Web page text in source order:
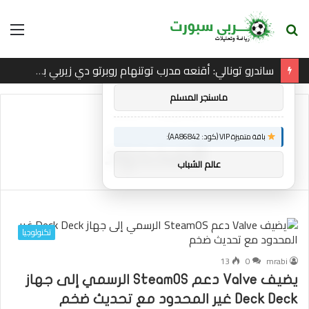
بحث
ساندرو تونالي: أقنعه مدرب توتنهام روبرتو دي زيربي بسرعة بالتوقيع
الرئيسية/المحدود
المحدود
تكنولوجيا
mrabi
0
13
يضيف Valve دعم SteamOS الرسمي إلى جهاز
Deck Deck غير المحدود مع تحديث ضخم
توصيات :
باقة متميزة VIP (كود: AA26790):
ماسنجر المسلم
باقة متميزة VIP (كود: AA86842):
عالم الشباب